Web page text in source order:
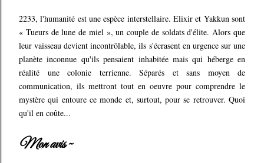
2233, l'humanité est une espèce interstellaire. Elixir et Yakkun sont
« Tueurs de lune de miel », un couple de soldats d'élite. Alors que
leur vaisseau devient incontrôlable, ils s'écrasent en urgence sur une
planète inconnue qu'ils pensaient inhabitée mais qui héberge en
réalité une colonie terrienne. Séparés et sans moyen de
communication, ils mettront tout en oeuvre pour comprendre le
mystère qui entoure ce monde et, surtout, pour se retrouver. Quoi
qu'il en coûte...
Mon avis ~